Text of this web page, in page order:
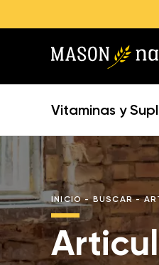
Vitaminas y
INICIO-BUSCAR-